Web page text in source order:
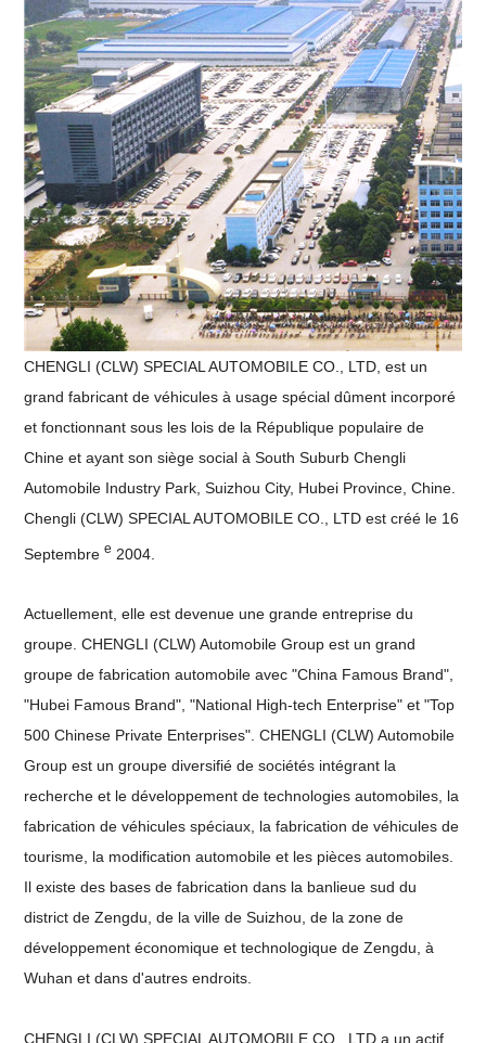
CHENGLI (CLW) SPECIAL AUTOMOBILE CO., LTD, est un
grand fabricant de véhicules à usage spécial dûment incorporé
et fonctionnant sous les lois de la République populaire de
Chine et ayant son siège social à South Suburb Chengli
Automobile Industry Park, Suizhou City, Hubei Province, Chine.
Chengli (CLW) SPECIAL AUTOMOBILE CO., LTD est créé le 16
Septembree 2004.
Actuellement, elle est devenue une grande entreprise du
groupe. CHENGLI (CLW) Automobile Group est un grand
groupe de fabrication automobile avec "China Famous Brand",
"Hubei Famous Brand", "National High-tech Enterprise" et "Top
500 Chinese Private Enterprises". CHENGLI (CLW) Automobile
Group est un groupe diversifié de sociétés intégrant la
recherche et le développement de technologies automobiles, la
fabrication de véhicules spéciaux, la fabrication de véhicules de
tourisme, la modification automobile et les pièces automobiles.
Il existe des bases de fabrication dans la banlieue sud du
district de Zengdu, de la ville de Suizhou, de la zone de
développement économique et technologique de Zengdu, à
Wuhan et dans d'autres endroits.
CHENGLI (CLW) SPECIAL AUTOMOBILE CO., LTD a un actif